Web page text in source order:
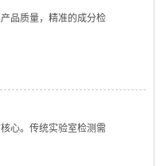
品质量，精准的成分检
心。传统实验室检测需